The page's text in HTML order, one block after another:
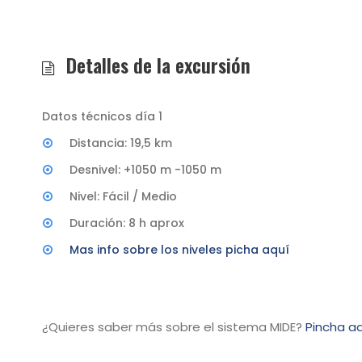
Detalles de la excursión
Datos técnicos día 1
Distancia: 19,5 km
Desnivel: +1050 m -1050 m
Nivel: Fácil / Medio
Duración: 8 h aprox
Mas info sobre los niveles picha aquí
¿Quieres saber más sobre el sistema MIDE? Pincha